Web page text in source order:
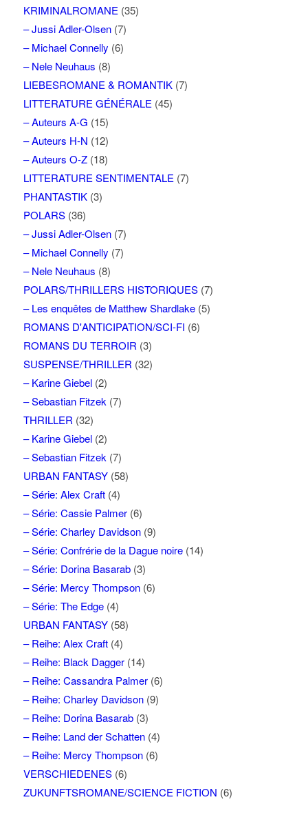
KRIMINALROMANE (35)
– Jussi Adler-Olsen(7)
– Michael Connelly (6)
– Nele Neuhaus (8)
LIEBESROMANE & ROMANTIK(7)
LITTERATURE GÉNÉRALE (45)
– Auteurs A-G (15)
– Auteurs H-N (12)
– Auteurs O-Z(18)
LITTERATURE SENTIMENTALE (7)
PHANTASTIK(3)
POLARS(36)
– Jussi Adler-Olsen(7)
– Michael Connelly (7)
– Nele Neuhaus (8)
POLARS/THRILLERS HISTORIQUES(7)
– Les enquêtes de Matthew Shardlake(5)
ROMANS D'ANTICIPATION/SCI-FI (6)
ROMANS DU TERROIR (3)
SUSPENSE/THRILLER (32)
– Karine Giebel(2)
– Sebastian Fitzek (7)
THRILLER (32)
– Karine Giebel(2)
– Sebastian Fitzek (7)
URBAN FANTASY(58)
– Série: Alex Craft(4)
– Série: Cassie Palmer(6)
– Série: Charley Davidson(9)
– Série: Confrérie de la Dague noire(14)
– Série: Dorina Basarab(3)
– Série: Mercy Thompson(6)
– Série: The Edge(4)
URBAN FANTASY(58)
– Reihe: Alex Craft(4)
– Reihe: Black Dagger(14)
– Reihe: Cassandra Palmer(6)
– Reihe: Charley Davidson(9)
– Reihe: Dorina Basarab(3)
– Reihe: Land der Schatten(4)
– Reihe: Mercy Thompson(6)
VERSCHIEDENES(6)
ZUKUNFTSROMANE/SCIENCE FICTION (6)